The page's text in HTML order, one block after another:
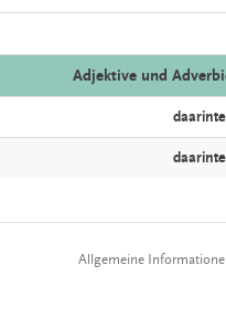
Adjektive und
Allgemeine